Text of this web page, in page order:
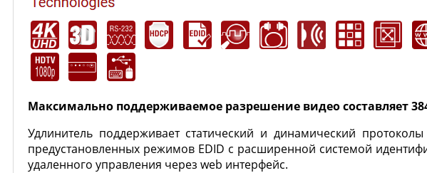
Максимально поддерживаемое разрешение видео составляет
Удлинитель поддерживает статический и динамический
предустановленных режимов EDID с расширенной системой
удаленного управления через web интерфейс.